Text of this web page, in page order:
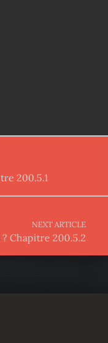
200.5.1
NEXT ARTICLE
? Chapitre 200.5.2